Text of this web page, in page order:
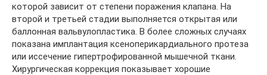
которой зависит от степени поражения клапана. На
второй и третьей стадии выполняется открытая или
баллонная вальвулопластика. В более сложных случаях
показана имплантация ксеноперикардиального протеза
или иссечение гипертрофированной мышечной ткани.
Хирургическая коррекция показывает хорошие